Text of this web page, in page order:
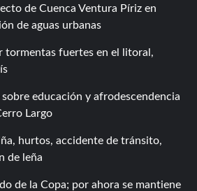
de Cuenca Ventura Píriz en
de aguas urbanas
tormentas fuertes en el litoral,
educación y afrodescendencia
Largo
hurtos, accidente de tránsito,
de leña
de la Copa; por ahora se mantiene